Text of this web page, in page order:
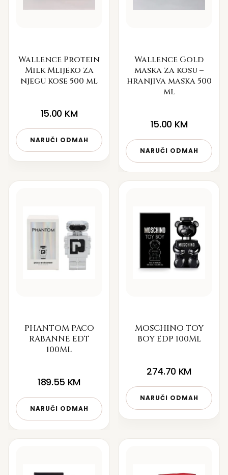
Wallence Protein
Milk Mlijeko za
njegu kose 500 ml
15.00 KM
NARUČI ODMAH
Wallence Gold
maska za kosu –
hranjiva maska 500
ml
15.00 KM
NARUČI ODMAH
PHANTOM PACO
RABANNE EDT
100ML
189.55 KM
NARUČI ODMAH
MOSCHINO TOY
BOY EDP 100ML
274.70 KM
NARUČI ODMAH